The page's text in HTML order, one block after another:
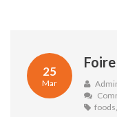
25
Mar
foods,